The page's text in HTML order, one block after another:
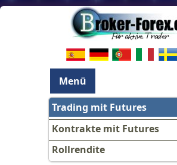
Menü
Trading mit Futures
Kontrakte mit Futures
Rollrendite